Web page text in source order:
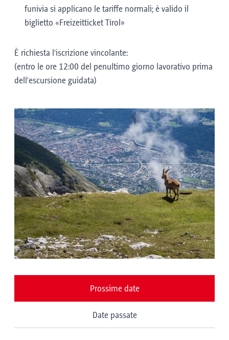
funivia si applicano le tariffe normali; è valido il
biglietto «Freizeitticket Tirol»
È richiesta l’iscrizione vincolante:
(entro le ore 12:00 del penultimo giorno lavorativo prima
dell’escursione guidata)
Prossime date
Date passate